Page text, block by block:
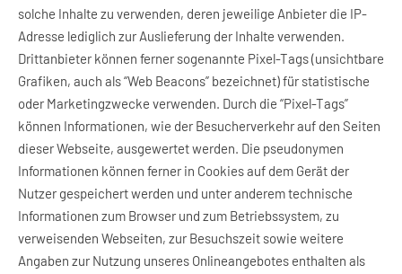
solche Inhalte zu verwenden, deren jeweilige Anbieter die IP-
Adresse lediglich zur Auslieferung der Inhalte verwenden.
Drittanbieter können ferner sogenannte Pixel-Tags (unsichtbare
Grafiken, auch als “Web Beacons” bezeichnet) für statistische
oder Marketingzwecke verwenden. Durch die “Pixel-Tags”
können Informationen, wie der Besucherverkehr auf den Seiten
dieser Webseite, ausgewertet werden. Die pseudonymen
Informationen können ferner in Cookies auf dem Gerät der
Nutzer gespeichert werden und unter anderem technische
Informationen zum Browser und zum Betriebssystem, zu
verweisenden Webseiten, zur Besuchszeit sowie weitere
Angaben zur Nutzung unseres Onlineangebotes enthalten als